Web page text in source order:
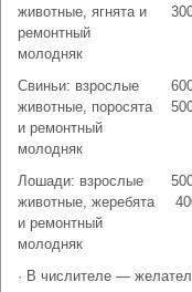
животные, ягнята и
ремонтный
молодняк
Свиньи: взрослые
животные, поросята
и ремонтный
молодняк
Лошади: взрослые
животные, жеребята
и ремонтный
молодняк
· В числителе —